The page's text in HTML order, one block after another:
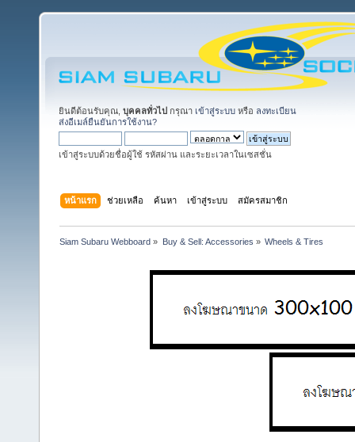
ยินดีต้อนรับคุณ, บุคคลทั่วไป กรุณา เข้าสู่ระบบ หรือ ลงทะเบียน
ส่งอีเมล์ยืนยันการใช้งาน?
เข้าสู่ระบบด้วยชื่อผู้ใช้ รหัสผ่าน และระยะเวลาในเซสชั่น
หน้าแรก ช่วยเหลือ ค้นหา เข้าสู่ระบบ สมัครสมาชิก
Siam Subaru Webboard » Buy & Sell: Accessories » Wheels & Tires